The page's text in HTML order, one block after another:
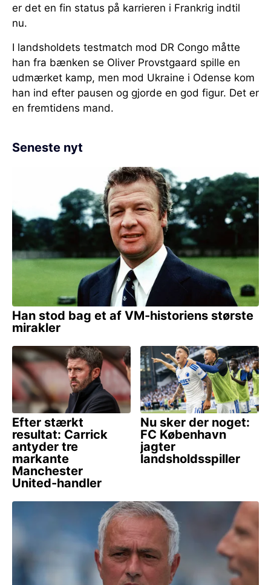
er det en fin status på karrieren i Frankrig indtil
nu.
I landsholdets testmatch mod DR Congo måtte
han fra bænken se Oliver Provstgaard spille en
udmærket kamp, men mod Ukraine i Odense kom
han ind efter pausen og gjorde en god figur. Det er
en fremtidens mand.
Seneste nyt